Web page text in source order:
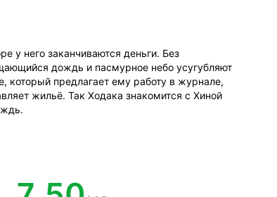
у него заканчиваются деньги. Без
дождь и пасмурное небо усугубляют
который предлагает ему работу в журнале,
жильё. Так Ходака знакомится с Хиной